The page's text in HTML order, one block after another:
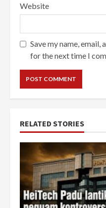
Website
Save my name,
for the next time I
RELATED STORIES